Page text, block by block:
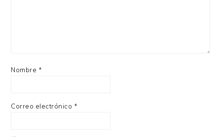
Nombre *
Correo electrónico *